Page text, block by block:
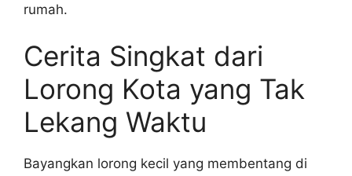
rumah.
Cerita Singkat dari
Lorong Kota yang Tak
Lekang Waktu
Bayangkan lorong kecil yang membentang di